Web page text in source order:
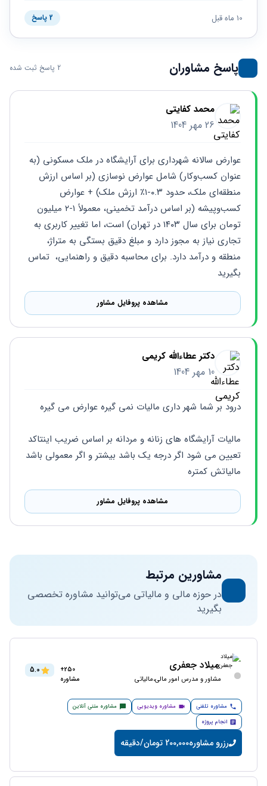
طلاق
حقوقی
خانواده
حقوقی
کسب
و کار
سئو و
سایت
شرکت
10 ماه قبل 2 پاسخ
پاسخ مشاوران 2 پاسخ ثبت شده
محمد کفایتی
26 مهر 1404
بگیرید
مشاهده پروفایل مشاور
دکتر عطاءالله کریمی
10 مهر 1404
درود بر شما شهر داری مالیات نمی گیره عوارض می گیره
مالیاتش کمتره
مشاهده پروفایل مشاور
مشاورین مرتبط
در حوزه مالی و مالیاتی می‌توانید مشاوره تخصصی
بگیرید
میلاد جعفری
مشاور و مدرس امور مالی،مالیاتی
250+
مشاوره
5.0
مشاوره تلفنی مشاوره ویدیویی
مشاوره متنی آنلاین
انجام پروژه
رزرو مشاوره200,000 تومان/دقیقه